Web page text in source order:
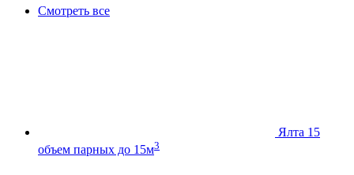
Смотреть все
Ялта 15
объем парных до 15м3